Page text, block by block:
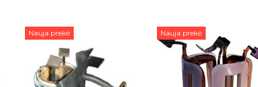
Nauja prekė Nauja prekė